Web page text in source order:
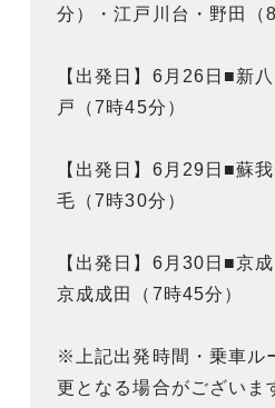
分）・江戸川台・野田（
【出発日】6月26日■新
戸（7時45分）
【出発日】6月29日■蘇
毛（7時30分）
【出発日】6月30日■京
京成成田（7時45分）
※上記出発時間・乗車ル
更となる場合がございま